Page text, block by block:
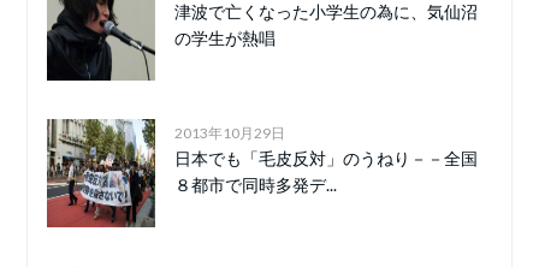
津波で亡くなった小学生の為に、気仙沼
の学生が熱唱
2013年10月29日
日本でも「毛皮反対」のうねり－－全国
８都市で同時多発デ...